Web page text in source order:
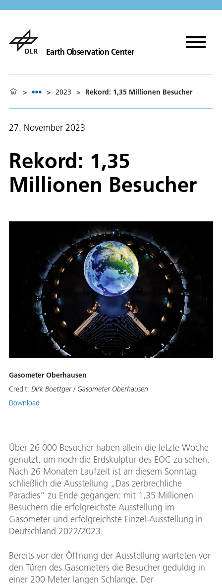
Earth Observation Center
> > 2023 > Rekord: 1,35 Millionen Besucher
27. November 2023
Rekord: 1,35
Millionen Besucher
Gasometer Oberhausen
Credit: Dirk Boettger / Gasometer Oberhausen
Download
Über 26 000 Besucher haben allein die letzte Woche
genutzt, um noch die Erdskulptur des EOC zu sehen.
Nach 26 Monaten Laufzeit ist an diesem Sonntag
schließlich die Ausstellung „Das zerbrechliche
Paradies“ zu Ende gegangen: mit 1,35 Millionen
Besuchern die erfolgreichste Ausstellung im
Gasometer und erfolgreichste Einzel-Ausstellung in
Deutschland 2022/2023.
Bereits vor der Öffnung der Ausstellung warteten vor
den Türen des Gasometers die Besucher geduldig in
einer 200 Meter langen Schlange. Der